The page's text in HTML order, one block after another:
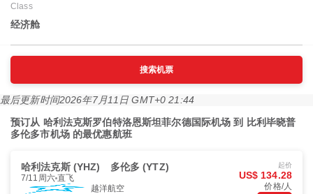
Class
经济舱
搜索机票
最后更新时间2026年7月11日 GMT+0 21:44
预订从 哈利法克斯罗伯特洛恩斯坦菲尔德国际机场 到 比利毕晓普
多伦多市机场 的最优惠航班
哈利法克斯 (YHZ) 多伦多 (YTZ)
7/11周六 直飞
越洋航空
起价
US$ 134.28
价格/人